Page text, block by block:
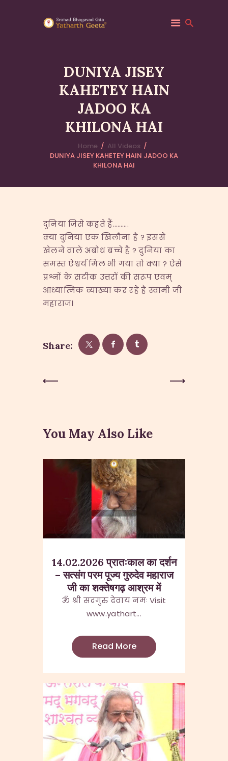
DUNIYA JISEY
KAHETEY HAIN
JADOO KA
KHILONA HAI
Home
All Videos
DUNIYA JISEY KAHETEY HAIN JADOO KA
KHILONA HAI
HOME
ABOUT YATHARTH
GEETA
CONTACT US
दुनिया जिसे कहते हैं……….
क्या दुनिया एक खिलौना है ? इससे
खेलने वाले अबोध बच्चे हैं ? दुनिया का
समस्त ऐश्वर्य मिल भी गया तो क्या ? ऐसे
प्रश्नों के सटीक उत्तरों की सरूप एवम्
आध्यात्मिक व्याख्या कर रहे हैं स्वामी जी
महाराज।
Share:
Post
You May Also Like
14.02.2026 प्रातःकाल का दर्शन
– सत्संग परम पूज्य गुरुदेव महाराज
जी का शक्तेषगढ़ आश्रम में
ॐ श्री सदगुरु देवाय नमः Visit
www.yathart...
Read More